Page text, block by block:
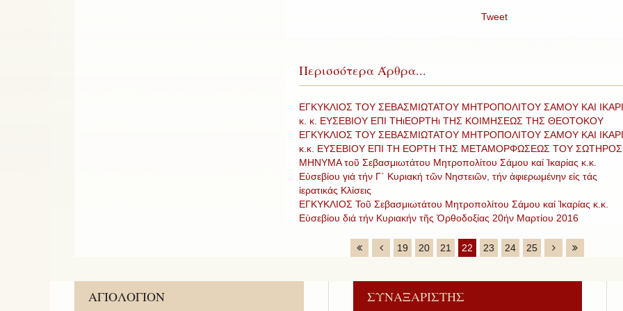
Tweet
Περισσότερα Άρθρα...
ΕΓΚΥΚΛΙΟΣ ΤΟΥ ΣΕΒΑΣΜΙΩΤΑΤΟΥ ΜΗΤΡΟΠΟΛΙΤΟΥ ΣΑΜΟΥ ΚΑΙ
κ. κ. ΕΥΣΕΒΙΟΥ ΕΠΙ ΤΗιΕΟΡΤΗι ΤΗΣ ΚΟΙΜΗΣΕΩΣ ΤΗΣ ΘΕΟΤΟΚΟΥ
ΕΓΚΥΚΛΙΟΣ ΤΟΥ ΣΕΒΑΣΜΙΩΤΑΤΟΥ ΜΗΤΡΟΠΟΛΙΤΟΥ ΣΑΜΟΥ ΚΑΙ
κ.κ. ΕΥΣΕΒΙΟΥ ΕΠΙ ΤΗ ΕΟΡΤΗ ΤΗΣ ΜΕΤΑΜΟΡΦΩΣΕΩΣ ΤΟΥ ΣΩΤΗΡΟΣ
ΜΗΝΥΜΑ τοῦ Σεβασμιωτάτου Μητροπολίτου Σάμου καί Ἰκαρίας κ.κ.
Εὐσεβίου γιά τήν Γ΄ Κυριακή τῶν Νηστειῶν, τήν ἀφιερωμένην εἰς τάς
ἱερατικάς Κλίσεις
ΕΓΚΥΚΛΙΟΣ Τοῦ Σεβασμιωτάτου Μητροπολίτου Σάμου καί Ἰκαρίας κ.κ.
Εὐσεβίου διά τήν Κυριακήν τῆς Ὀρθοδοξίας 20ήν Μαρτίου 2016
19 20 21 22 23 24 25
ΑΓΙΟΛΟΓΙΟΝ ΣΥΝΑΞΑΡΙΣΤΗΣ